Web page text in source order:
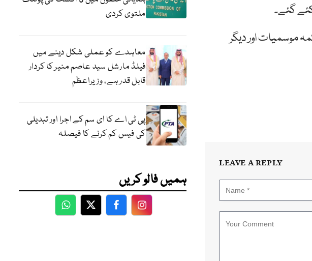
گئے۔
موسمیات اور دیگر
LEAVE A REPLY
ملتوی کردی
معاہدے کو عملی شکل دینے میں
فیلڈ مارشل سید عاصم منیر کا کردار
قابل قدر ہے، وزیراعظم
پی ٹی اے کا ای سم کے اجرا اور تبدیلی
کی فیس کم کرنے کا فیصلہ
ہمیں فالو کریں
WhatsApp
TwitterFacebookFacebook